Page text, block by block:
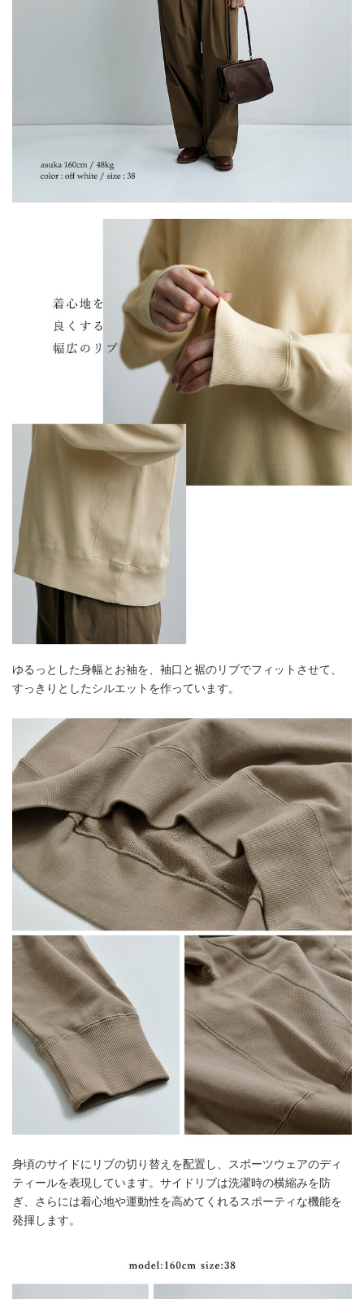
ゆるっとした身幅とお袖を、袖口と裾のリブでフィットさせて、
すっきりとしたシルエットを作っています。
身頃のサイドにリブの切り替えを配置し、スポーツウェアのディ
ティールを表現しています。サイドリブは洗濯時の横縮みを防
ぎ、さらには着心地や運動性を高めてくれるスポーティな機能を
発揮します。